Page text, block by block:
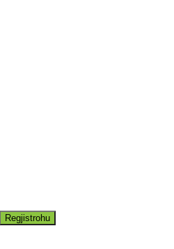
Regjistrohu